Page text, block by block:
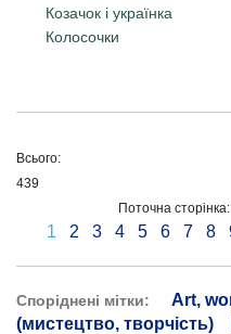
Козачок і українка
Колосочки
Всього:
439
Поточна сторінка:
1 2 3 4 5 6 7 8
Споріднені мітки:
Art,
(мистецтво, творчість)